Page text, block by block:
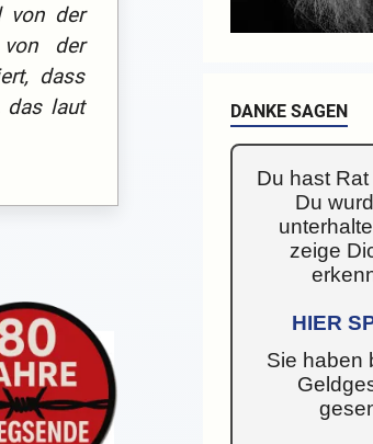
von der
der
dass
das laut
DANKE SAGEN
Du hast
Du
zeige
HIER
Sie haben